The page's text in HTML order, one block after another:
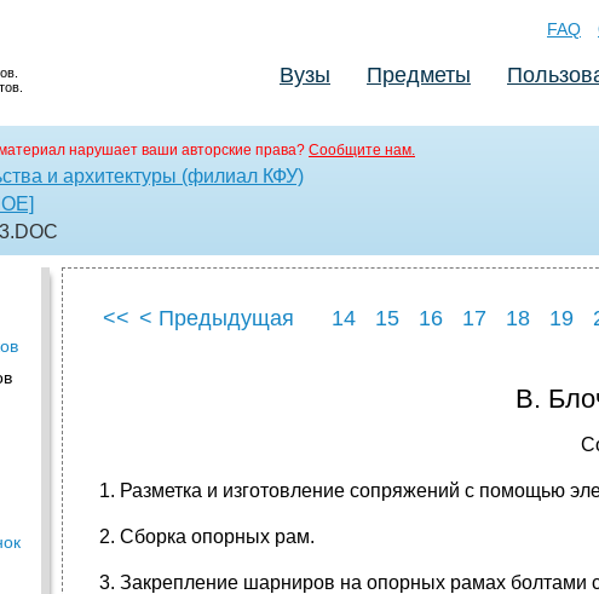
FAQ
Вузы Предметы
нарушает ваши авторские права? Сообщите нам.
и архитектуры (филиал КФУ)
.DOC
<< < Предыдущая 14 15 16 17 18 19
В.
1. Разметка и изготовление сопряжений с помощью
2. Сборка опорных рам.
3. Закрепление шарниров на опорных рамах болтами